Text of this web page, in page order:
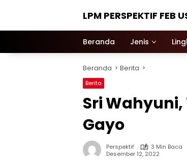
LPM PERSPEKTIF FEB
Beranda Jenis
Beranda Berita
Berita
Sri
Gayo
Perspektif
3 Min Baca
Desember 12, 2022